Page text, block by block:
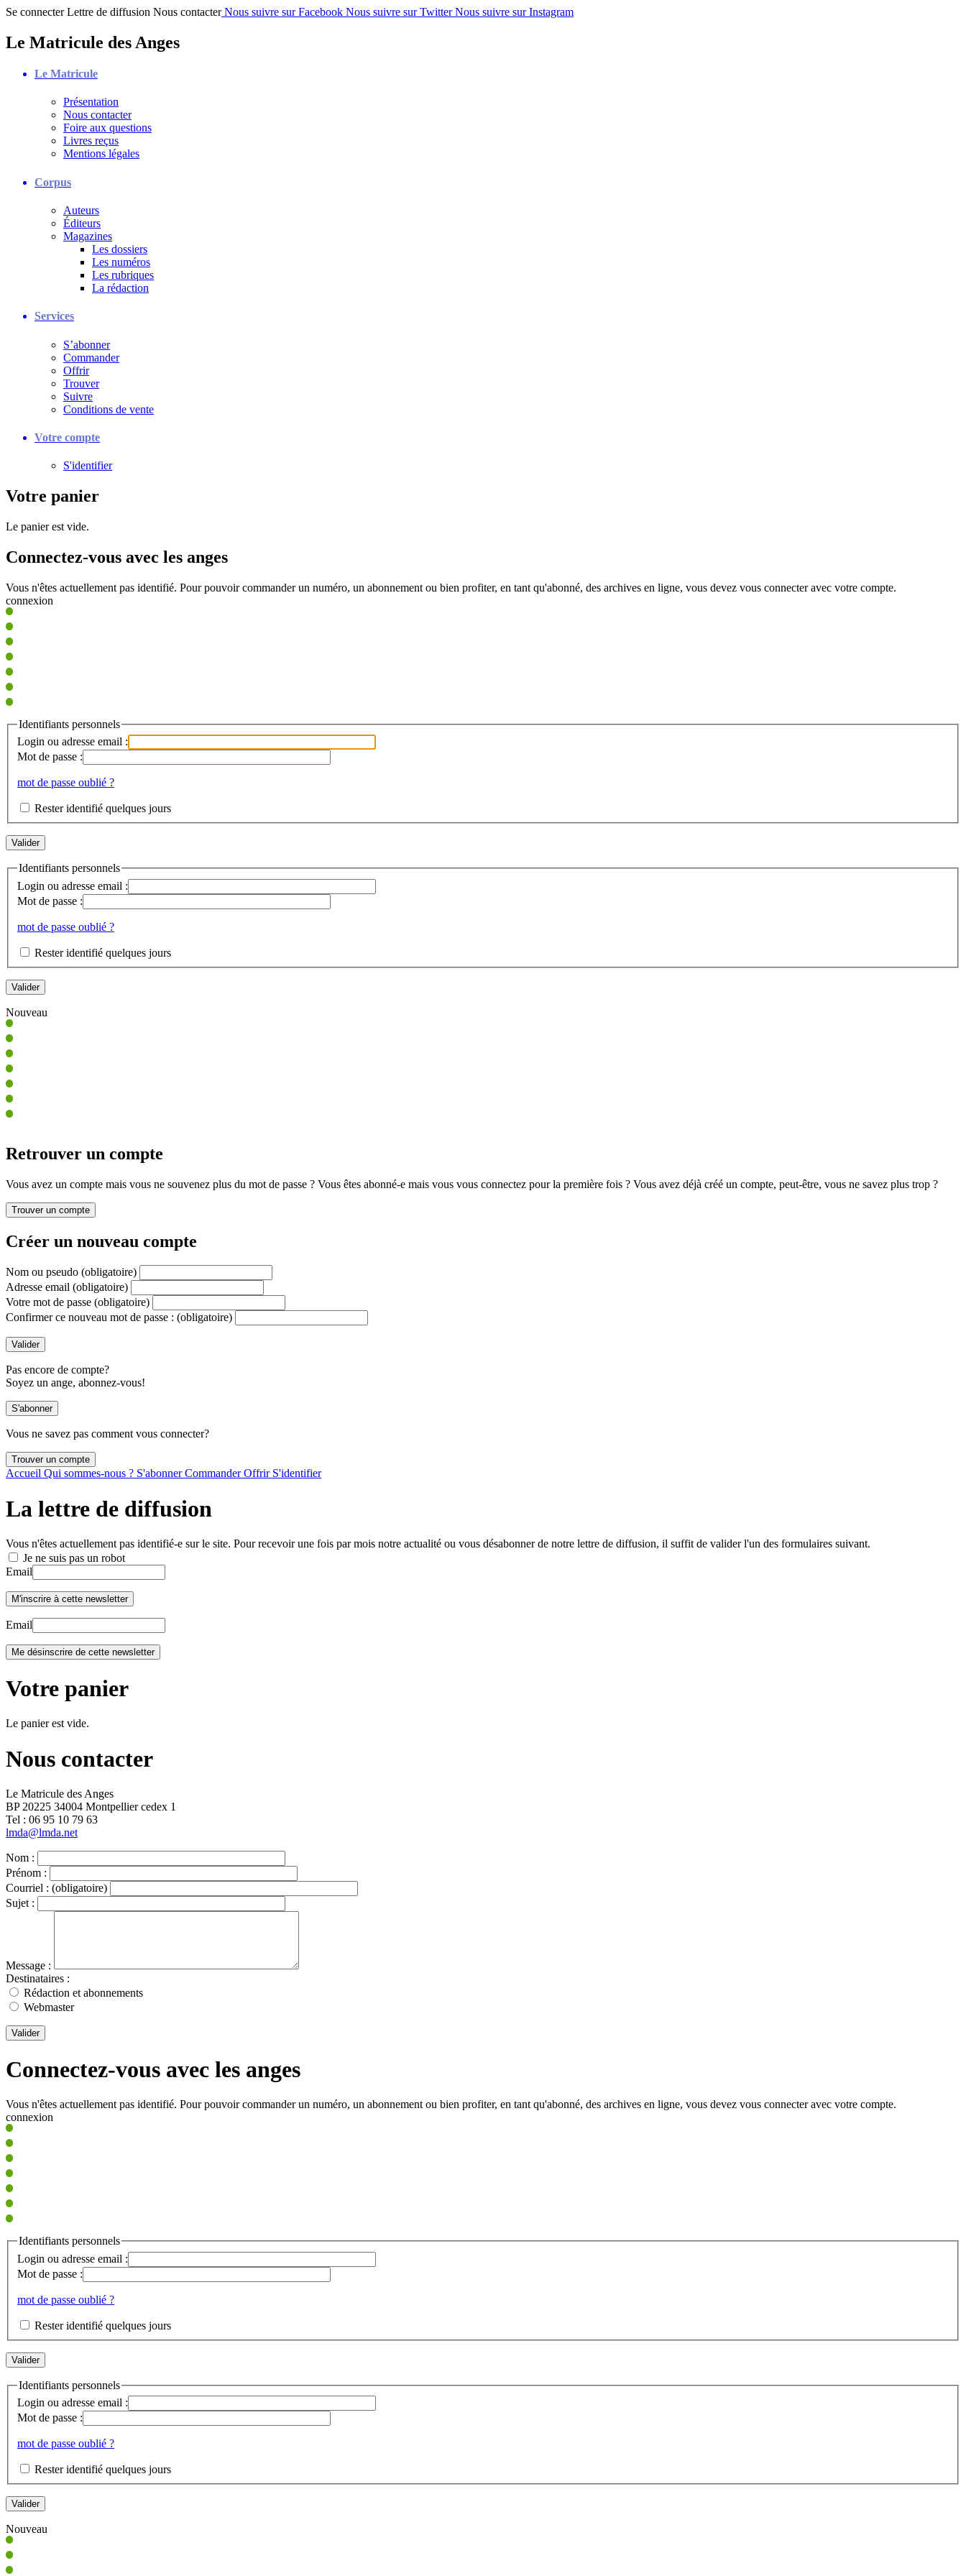
Se connecter Lettre de diffusion Nous contacter Nous suivre sur Facebook Nous suivre sur Twitter Nous suivre sur Instagram
Le Matricule des Anges
Le Matricule
Présentation
Nous contacter
Foire aux questions
Livres reçus
Mentions légales
Corpus
Auteurs
Éditeurs
Magazines
Les dossiers
Les numéros
Les rubriques
La rédaction
Services
S’abonner
Commander
Offrir
Trouver
Suivre
Conditions de vente
Votre compte
S'identifier
Votre panier
Le panier est vide.
Connectez-vous avec les anges
Vous n'êtes actuellement pas identifié. Pour pouvoir commander un numéro, un abonnement ou bien profiter, en tant qu'abonné, des archives en ligne, vous devez vous connecter avec votre compte.
connexion
Identifiants personnels
Login ou adresse email :
Mot de passe :
mot de passe oublié ?
Rester identifié quelques jours
Identifiants personnels
Login ou adresse email :
Mot de passe :
mot de passe oublié ?
Rester identifié quelques jours
Nouveau
Retrouver un compte
Vous avez un compte mais vous ne souvenez plus du mot de passe ? Vous êtes abonné-e mais vous vous connectez pour la première fois ? Vous avez déjà créé un compte, peut-être, vous ne savez plus trop ?
Créer un nouveau compte
Nom ou pseudo (obligatoire)
Adresse email (obligatoire)
Votre mot de passe (obligatoire)
Confirmer ce nouveau mot de passe : (obligatoire)
Pas encore de compte?
Soyez un ange, abonnez-vous!
Vous ne savez pas comment vous connecter?
Accueil Qui sommes-nous ? S'abonnerCommanderOffrir S'identifier
La lettre de diffusion
Vous n'êtes actuellement pas identifié-e sur le site. Pour recevoir une fois par mois notre actualité ou vous désabonner de notre lettre de diffusion, il suffit de valider l'un des formulaires suivant.
Je ne suis pas un robot
Email
Email
Votre panier
Le panier est vide.
Nous contacter
Le Matricule des Anges
BP 20225 34004 Montpellier cedex 1
Tel : ‭06 95 10 79 63
lmda@lmda.net
Nom :
Prénom :
Courriel : (obligatoire)
Sujet :
Message :
Destinataires :
Rédaction et abonnements
Webmaster
Valider
Connectez-vous avec les anges
Vous n'êtes actuellement pas identifié. Pour pouvoir commander un numéro, un abonnement ou bien profiter, en tant qu'abonné, des archives en ligne, vous devez vous connecter avec votre compte.
connexion
Identifiants personnels
Login ou adresse email :
Mot de passe :
mot de passe oublié ?
Rester identifié quelques jours
Identifiants personnels
Login ou adresse email :
Mot de passe :
mot de passe oublié ?
Rester identifié quelques jours
Nouveau